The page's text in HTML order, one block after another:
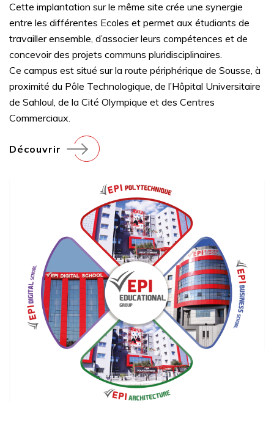
Cette implantation sur le même site crée une synergie
entre les différentes Ecoles et permet aux étudiants de
travailler ensemble, d’associer leurs compétences et de
concevoir des projets communs pluridisciplinaires.
Ce campus est situé sur la route périphérique de Sousse, à
proximité du Pôle Technologique, de l’Hôpital Universitaire
de Sahloul, de la Cité Olympique et des Centres
Commerciaux.
Découvrir